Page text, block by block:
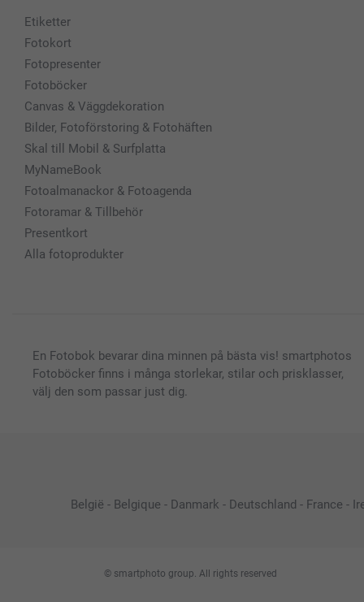
Etiketter
Fotokort
Fotopresenter
Fotoböcker
Canvas & Väggdekoration
Bilder, Fotoförstoring & Fotohäften
Skal till Mobil & Surfplatta
MyNameBook
Fotoalmanackor & Fotoagenda
Fotoramar & Tillbehör
Presentkort
Alla fotoprodukter
En Fotobok bevarar dina minnen på bästa vis! smartphotos
Fotoböcker finns i många storlekar, stilar och prisklasser,
välj den som passar just dig.
België - Belgique - Danmark - Deutschland - France -
© smartphoto group. All rights reserved